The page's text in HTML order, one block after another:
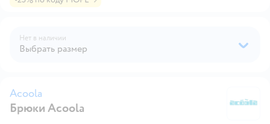
Нет в наличии
Выбрать размер
Acoola
Брюки Acoola